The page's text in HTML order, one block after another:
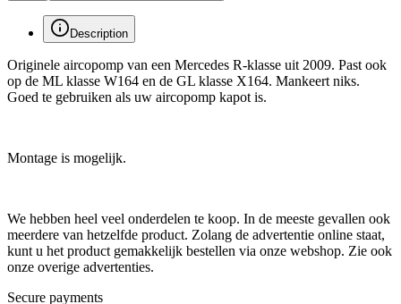
Description
Originele aircopomp van een Mercedes R-klasse uit 2009. Past ook
op de ML klasse W164 en de GL klasse X164. Mankeert niks.
Goed te gebruiken als uw aircopomp kapot is.
Montage is mogelijk.
We hebben heel veel onderdelen te koop. In de meeste gevallen ook
meerdere van hetzelfde product. Zolang de advertentie online staat,
kunt u het product gemakkelijk bestellen via onze webshop. Zie ook
onze overige advertenties.
Secure payments